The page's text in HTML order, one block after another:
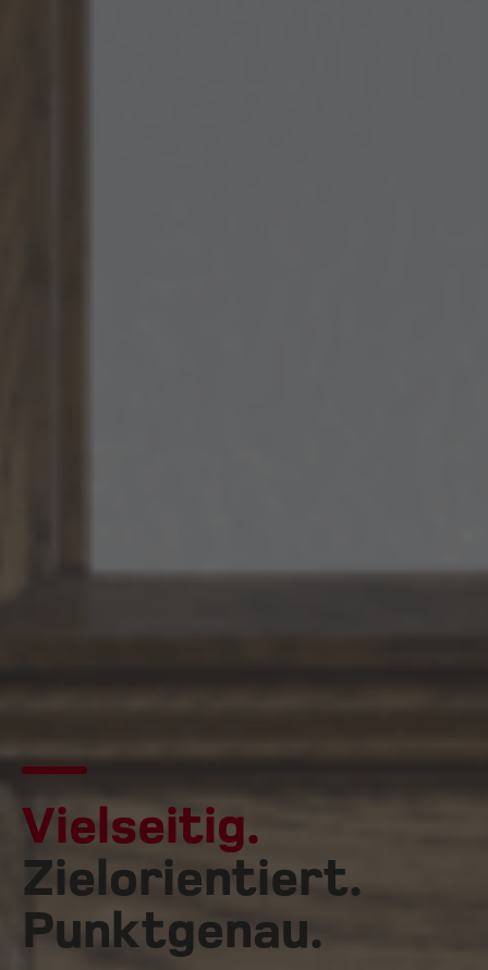
Vielseitig.
Zielorientiert.
Punktgenau.